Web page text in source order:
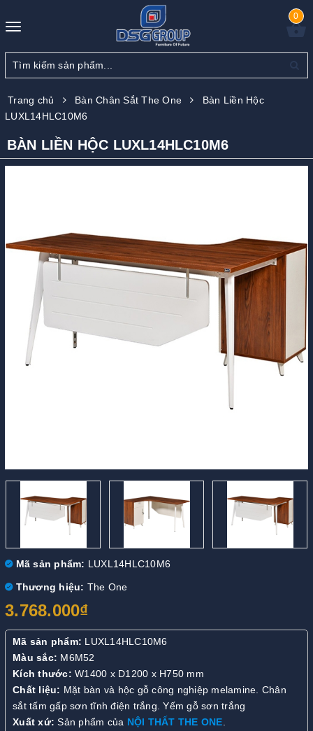
Toggle
0
Trang chủ Bàn Chân Sắt The One
Bàn Liền Hộc
LUXL14HLC10M6
BÀN LIỀN HỘC LUXL14HLC10M6
Mã sản phẩm: LUXL14HLC10M6
Thương hiệu: The One
3.768.000₫
Mã sản phẩm: LUXL14HLC10M6
Màu sắc: M6M52
Kích thước: W1400 x D1200 x H750 mm
Chất liệu: Mặt bàn và hộc gỗ công nghiệp melamine. Chân
sắt tấm gấp sơn tĩnh điện trắng. Yếm gỗ sơn trắng
Xuất xứ: Sản phẩm của NỘI THẤT THE ONE.